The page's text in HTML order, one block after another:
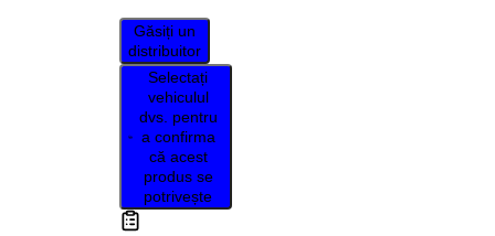
Găsiți un
distribuitor
Selectați
vehiculul
dvs. pentru
a confirma
că acest
produs se
potrivește